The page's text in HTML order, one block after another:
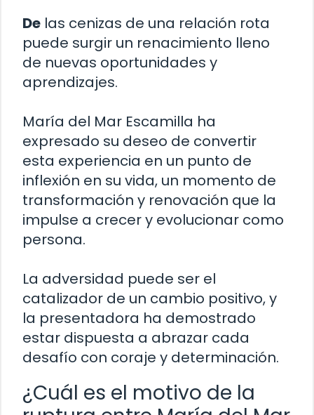
De las cenizas de una relación rota
puede surgir un renacimiento lleno
de nuevas oportunidades y
aprendizajes.
María del Mar Escamilla ha
expresado su deseo de convertir
esta experiencia en un punto de
inflexión en su vida, un momento de
transformación y renovación que la
impulse a crecer y evolucionar como
persona.
La adversidad puede ser el
catalizador de un cambio positivo, y
la presentadora ha demostrado
estar dispuesta a abrazar cada
desafío con coraje y determinación.
¿Cuál es el motivo de la